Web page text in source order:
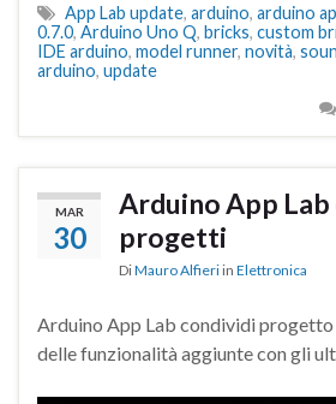
App Lab update, arduino, arduino
0.7.0, Arduino Uno Q, bricks, custom
IDE arduino, model runner, novità,
arduino, update
MAR
30
Arduino App
progetti
DiMauro Alfieri in Elettronica
Arduino App Lab condividi progetto
delle funzionalità aggiunte con gli